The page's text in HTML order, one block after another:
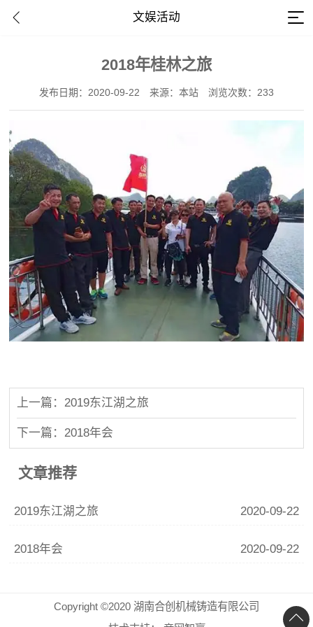
文娱活动
2018年桂林之旅
发布日期：2020-09-22 来源：本站 浏览次数：233
上一篇：2019东江湖之旅
下一篇：2018年会
文章推荐
2019东江湖之旅 2020-09-22
2018年会 2020-09-22
Copyright ©2020 湖南合创机械铸造有限公司